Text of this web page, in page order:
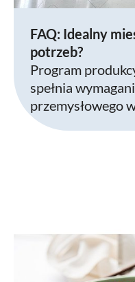
FAQ: Idealny
potrzeb?
Program
spełnia
przemysłowego